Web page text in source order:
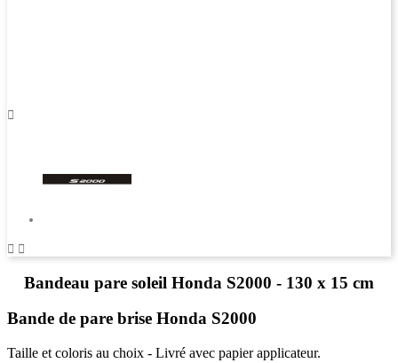

 
Bandeau pare soleil Honda S2000 - 130 x 15 cm
Bande de pare brise Honda S2000
Taille et coloris au choix - Livré avec papier applicateur.